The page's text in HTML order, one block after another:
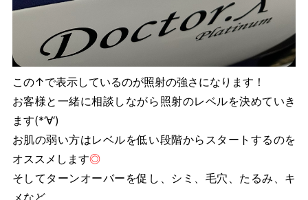
この↑で表示しているのが照射の強さになります！
お客様と一緒に相談しながら照射のレベルを決めていき
ます(*‘∀‘)
お肌の弱い方はレベルを低い段階からスタートするのを
オススメします◎
そしてターンオーバーを促し、シミ、毛穴、たるみ、キ
メなど